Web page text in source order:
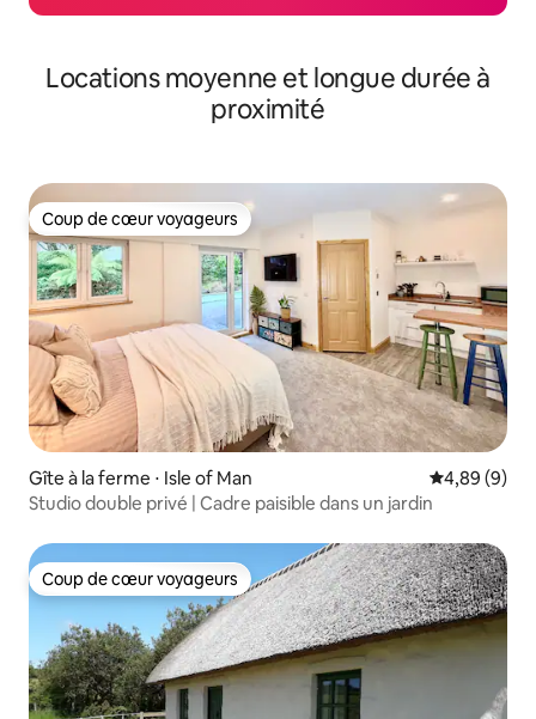
Locations moyenne et longue durée à
proximité
Coup de cœur voyageurs
Coup de cœur voyageurs
Gîte à la ferme ⋅ Isle of Man Évaluation
4,89 (9)
Studio double privé | Cadre paisible dans un jardin
Coup de cœur voyageurs
Coup de cœur voyageurs